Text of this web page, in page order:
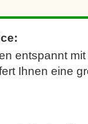
entspannt
Ihnen eine